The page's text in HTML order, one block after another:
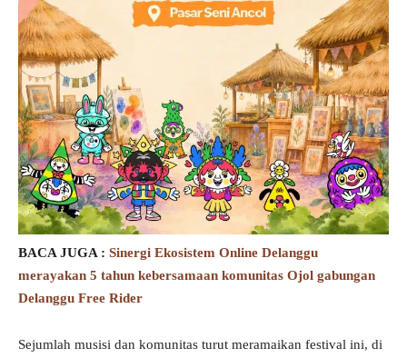
BACA JUGA : Sinergi Ekosistem Online Delanggu
merayakan 5 tahun kebersamaan komunitas Ojol gabungan
Delanggu Free Rider
Sejumlah musisi dan komunitas turut meramaikan festival ini, di